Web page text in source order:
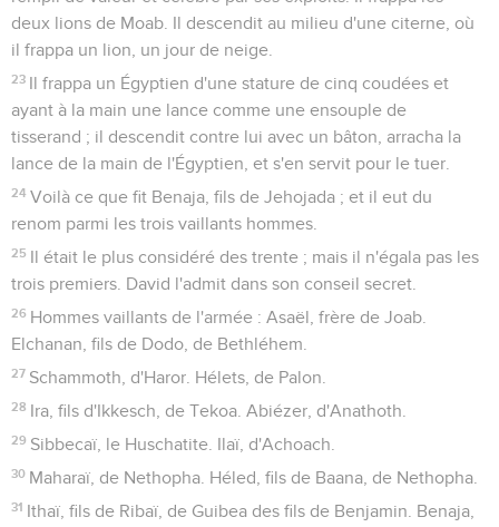
deux lions de Moab. Il descendit au milieu d'une citerne, où
il frappa un lion, un jour de neige.
23 Il frappa un Égyptien d'une stature de cinq coudées et
ayant à la main une lance comme une ensouple de
tisserand ; il descendit contre lui avec un bâton, arracha la
lance de la main de l'Égyptien, et s'en servit pour le tuer.
24 Voilà ce que fit Benaja, fils de Jehojada ; et il eut du
renom parmi les trois vaillants hommes.
25 Il était le plus considéré des trente ; mais il n'égala pas les
trois premiers. David l'admit dans son conseil secret.
26 Hommes vaillants de l'armée : Asaël, frère de Joab.
Elchanan, fils de Dodo, de Bethléhem.
27 Schammoth, d'Haror. Hélets, de Palon.
28 Ira, fils d'Ikkesch, de Tekoa. Abiézer, d'Anathoth.
29 Sibbecaï, le Huschatite. Ilaï, d'Achoach.
30 Maharaï, de Nethopha. Héled, fils de Baana, de Nethopha.
31 Ithaï, fils de Ribaï, de Guibea des fils de Benjamin. Benaja,